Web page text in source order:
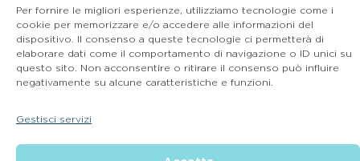
Per fornire le migliori esperienze, utilizziamo tecnologie come i
cookie per memorizzare e/o accedere alle informazioni del
dispositivo. Il consenso a queste tecnologie ci permetterà di
elaborare dati come il comportamento di navigazione o ID unici su
questo sito. Non acconsentire o ritirare il consenso può influire
negativamente su alcune caratteristiche e funzioni.
Gestisci servizi